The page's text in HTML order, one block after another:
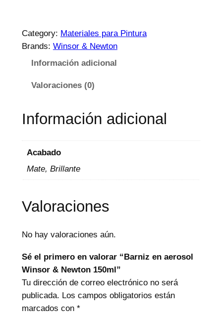
r
:
$
5
0
t
h
Category: Materiales para Pintura
Brands: Winsor & Newton
Información adicional
Valoraciones (0)
Información adicional
Acabado
Mate, Brillante
Valoraciones
No hay valoraciones aún.
Sé el primero en valorar “Barniz en aerosol
Winsor & Newton 150ml”
Tu dirección de correo electrónico no será
publicada. Los campos obligatorios están
marcados con *